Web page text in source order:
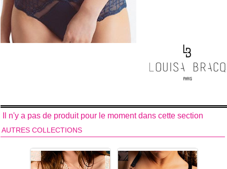
La collection Matrix de la
marque Louisa Bracq vous
assure une ligne sensuelle
et très moderne grâce à ses
parfaitement aux formes
gamme dédiée aux grandes
tailles. La couleur Neon
Botanica est parfaite pour
cette lingerie très graphique
Il n'y a pas de produit pour le moment dans cette section
AUTRES COLLECTIONS